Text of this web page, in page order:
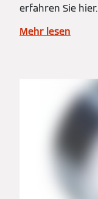
erfahren Sie hier.
Mehr lesen